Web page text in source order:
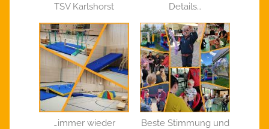
TSV Karlshorst
Details…
…immer wieder
Beste Stimmung und